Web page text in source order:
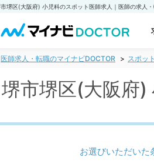
医師求人・転職のマイナビDOCTOR スポッ
堺市堺区(大阪府
お選びいただいた